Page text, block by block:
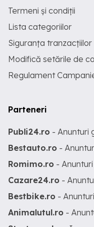
Termeni și condiții
Lista categoriilor
Siguranța tranzacțiilor
Modifică setările de
Regulament
Parteneri
Publi24.ro - Anunturi
Bestauto.ro -
Romimo.ro -
Cazare24.ro -
Bestbike.ro -
Animalutul.ro -